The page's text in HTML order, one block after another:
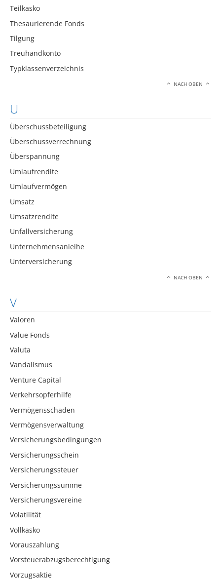
Teilkasko
Thesaurierende Fonds
Tilgung
Treuhandkonto
Typklassenverzeichnis
NACH OBEN
U
Überschussbeteiligung
Überschussverrechnung
Überspannung
Umlaufrendite
Umlaufvermögen
Umsatz
Umsatzrendite
Unfallversicherung
Unternehmensanleihe
Unterversicherung
NACH OBEN
V
Valoren
Value Fonds
Valuta
Vandalismus
Venture Capital
Verkehrsopferhilfe
Vermögensschaden
Vermögensverwaltung
Versicherungsbedingungen
Versicherungsschein
Versicherungssteuer
Versicherungssumme
Versicherungsvereine
Volatilität
Vollkasko
Vorauszahlung
Vorsteuerabzugsberechtigung
Vorzugsaktie